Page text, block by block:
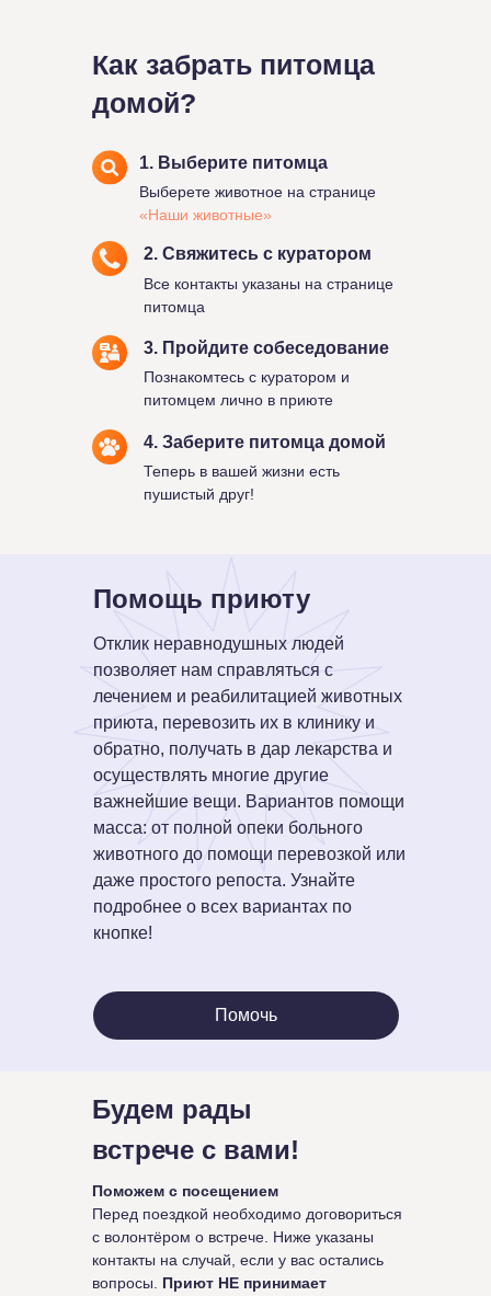
Как забрать питомца
домой?
1. Выберите питомца
Выберете животное на странице
«Наши животные»
2. Свяжитесь с куратором
Все контакты указаны на странице
питомца
3. Пройдите собеседование
Познакомтесь с куратором и
питомцем лично в приюте
4. Заберите питомца домой
Теперь в вашей жизни есть
пушистый друг!
Помощь приюту
Отклик неравнодушных людей
позволяет нам справляться с
лечением и реабилитацией животных
приюта, перевозить их в клинику и
обратно, получать в дар лекарства и
осуществлять многие другие
важнейшие вещи. Вариантов помощи
масса: от полной опеки больного
животного до помощи перевозкой или
даже простого репоста. Узнайте
подробнее о всех вариантах по
кнопке!
Помочь
Будем рады
встрече с вами!
Поможем с посещением
Перед поездкой необходимо договориться
с волонтёром о встрече. Ниже указаны
контакты на случай, если у вас остались
вопросы. Приют НЕ принимает